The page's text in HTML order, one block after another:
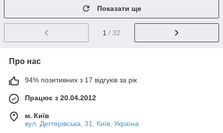
Показати ще
1 / 32
Про нас
94% позитивних з 17 відгуків за рік
Працює з 20.04.2012
м. Київ
вул. Дегтярівська, 31, Київ, Україна